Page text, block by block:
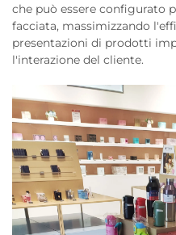
che può essere configurato
facciata, massimizzando
presentazioni di prodotti
l'interazione del cliente.